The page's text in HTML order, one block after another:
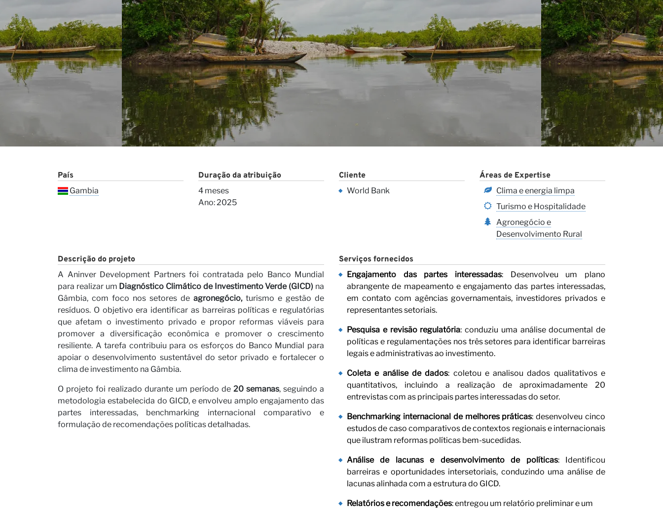
Contato
Nossas Visões
Carreiras
Seja nosso parceiro
País
Gambia
Duração da atribuição
4 meses
Ano: 2025
Cliente
World Bank
Áreas de Expertise
Clima e energia limpa
Turismo e Hospitalidade
Agronegócio e
Desenvolvimento Rural
Descrição do projeto
A Aninver Development Partners foi contratada pelo Banco Mundial
para realizar um Diagnóstico Climático de Investimento Verde (GICD) na
Gâmbia, com foco nos setores de agronegócio,turismo e gestão de
resíduos. O objetivo era identificar as barreiras políticas e regulatórias
que afetam o investimento privado e propor reformas viáveis para
promover a diversificação econômica e promover o crescimento
resiliente. A tarefa contribuiu para os esforços do Banco Mundial para
apoiar o desenvolvimento sustentável do setor privado e fortalecer o
clima de investimento na Gâmbia.
O projeto foi realizado durante um período de 20 semanas, seguindo a
metodologia estabelecida do GICD, e envolveu amplo engajamento das
partes interessadas, benchmarking internacional comparativo e
formulação de recomendações políticas detalhadas.
Serviços fornecidos
Engajamento das partes interessadas: Desenvolveu um plano
abrangente de mapeamento e engajamento das partes interessadas,
em contato com agências governamentais, investidores privados e
representantes setoriais.
Pesquisa e revisão regulatória: conduziu uma análise documental de
políticas e regulamentações nos três setores para identificar barreiras
legais e administrativas ao investimento.
Coleta e análise de dados: coletou e analisou dados qualitativos e
quantitativos, incluindo a realização de aproximadamente 20
entrevistas com as principais partes interessadas do setor.
Benchmarking internacional de melhores práticas: desenvolveu cinco
estudos de caso comparativos de contextos regionais e internacionais
que ilustram reformas políticas bem-sucedidas.
Análise de lacunas e desenvolvimento de políticas: Identificou
barreiras e oportunidades intersetoriais, conduzindo uma análise de
lacunas alinhada com a estrutura do GICD.
Relatórios e recomendações: entregou um relatório preliminar e um